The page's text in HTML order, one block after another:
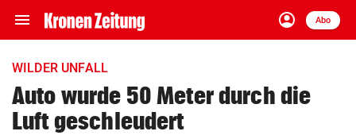
menu Navigation
ein-/ausklappen
account_circle
Anmelden
Abo
close Schließen
account_circle Anmelden
WILDER UNFALL
Auto wurde 50 Meter durch die
Luft geschleudert